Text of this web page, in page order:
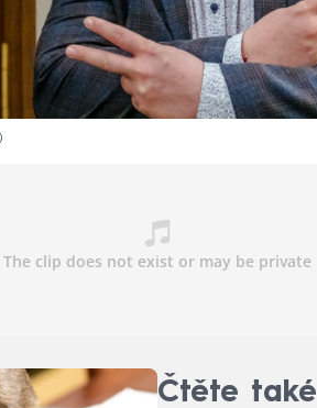
Čtěte také